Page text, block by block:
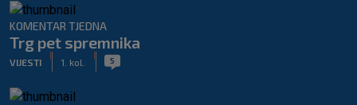
KOMENTAR TJEDNA
Trg pet spremnika
VIJESTI 1. kol. 5